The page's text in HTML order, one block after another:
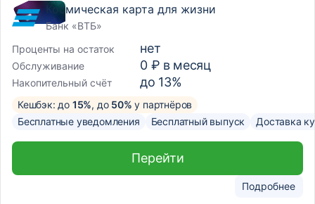
Космическая карта для жизни
Банк «ВТБ»
Проценты на остаток
нет
Обслуживание 0 ₽ в месяц
Накопительный счёт до 13%
Кешбэк: до 15%, до 50% у партнёров
Бесплатные уведомления
Бесплатный выпуск Доставка
Подробнее
Перейти